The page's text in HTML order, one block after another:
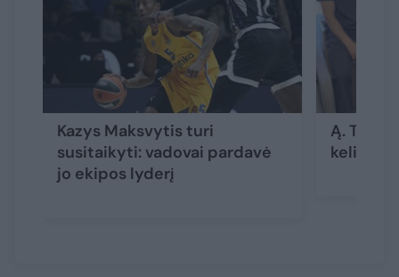
Kazys Maksvytis turi
susitaikyti: vadovai pardavė
jo ekipos lyderį
Ą.
kelio